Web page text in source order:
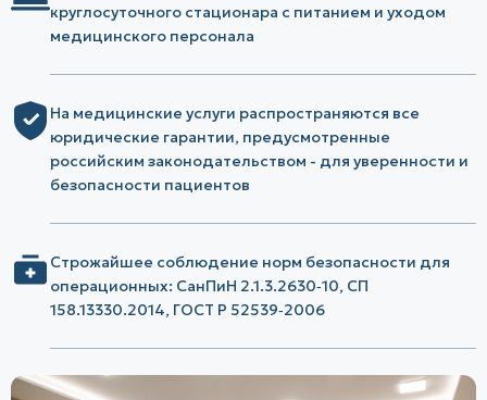
круглосуточного стационара с питанием и уходом
медицинского персонала
На медицинские услуги распространяются все
юридические гарантии, предусмотренные
российским законодательством - для уверенности и
безопасности пациентов
Строжайшее соблюдение норм безопасности для
операционных: СанПиН 2.1.3.2630‑10, СП
158.13330.2014, ГОСТ Р 52539‑2006